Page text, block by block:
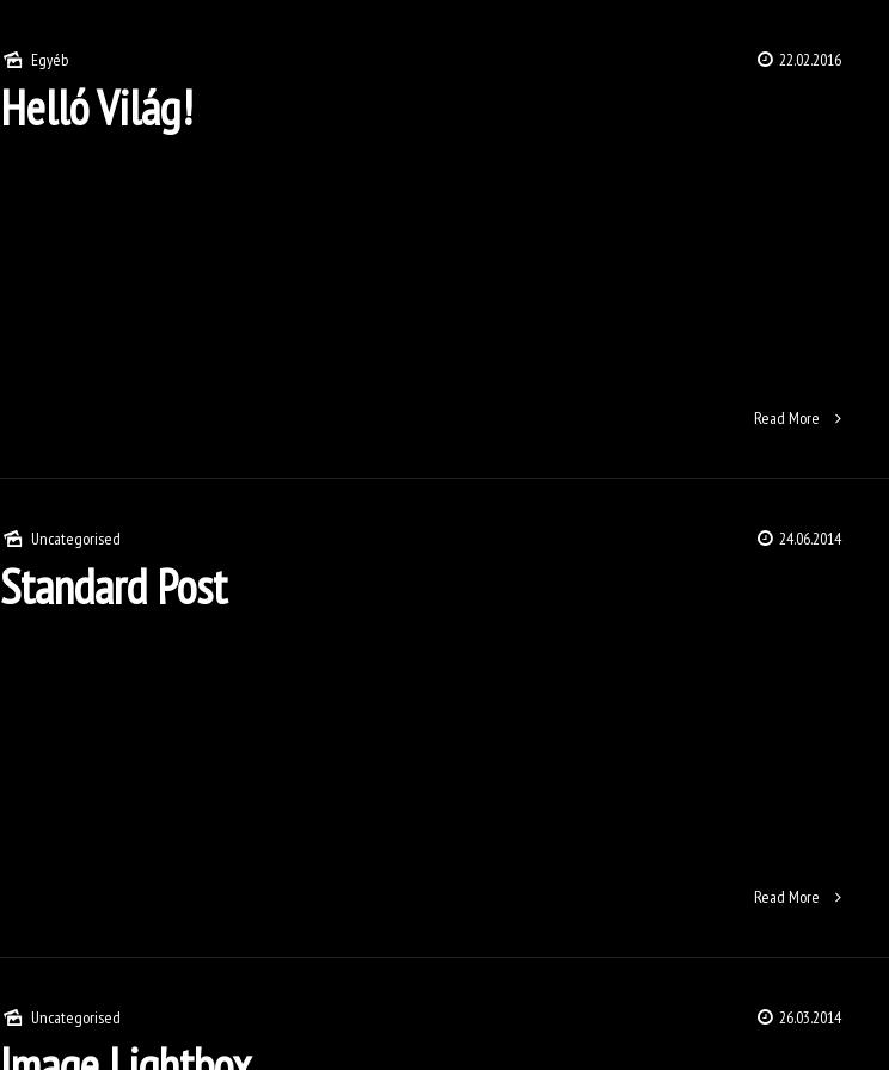
Egyéb 22.02.2016
Helló Világ!
Read More
Uncategorised 24.06.2014
Standard Post
Read More
Uncategorised 26.03.2014